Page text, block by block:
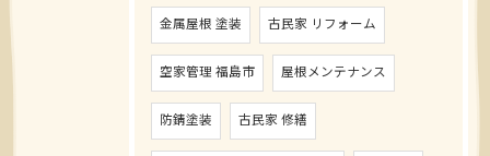
金属屋根 塗装 古民家 リフォーム
空家管理 福島市 屋根メンテナンス
防錆塗装 古民家 修繕